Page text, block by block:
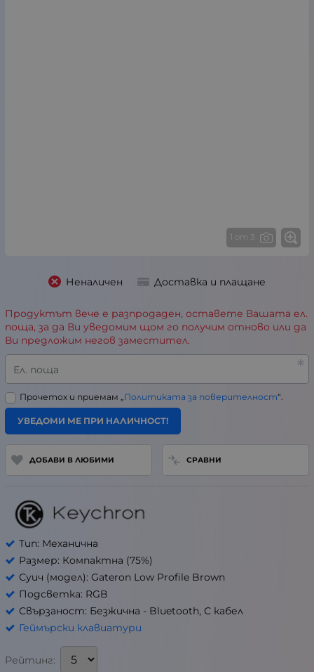
1 от 3
Неналичен Доставка и плащане
Продуктът вече е разпродаден, оставете Вашата ел.
поща, за да Ви уведомим щом го получим отново или да
Ви предложим негов заместител.
Ел. поща
Прочетох и приемам „ Политиката за поверителност“.
УВЕДОМИ МЕ ПРИ НАЛИЧНОСТ!
ДОБАВИ В ЛЮБИМИ СРАВНИ
Тип: Механична
Размер: Компактна (75%)
Суич (модел): Gateron Low Profile Brown
Подсветка: RGB
Свързаност: Безжична - Bluetooth, С кабел
Геймърски клавиатури
Рейтинг: